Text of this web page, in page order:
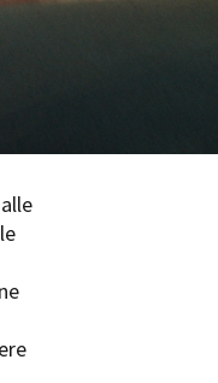
Festival
Accedi al tuo profilo
- Nuovo utente
noi
- Scuola e Lavoro
Economici per
lavori in economia